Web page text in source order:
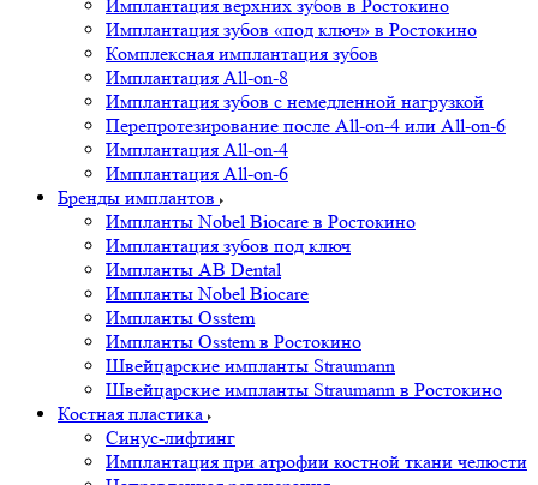
Имплантация верхних зубов в Ростокино
Имплантация зубов «под ключ» в Ростокино
Комплексная имплантация зубов
Имплантация All-on-8
Имплантация зубов с немедленной нагрузкой
Перепротезирование после All-on-4 или All-on-6
Имплантация All-on-4
Имплантация All-on-6
Бренды имплантов
Импланты Nobel Biocare в Ростокино
Имплантация зубов под ключ
Импланты AB Dental
Импланты Nobel Biocare
Импланты Osstem
Импланты Osstem в Ростокино
Швейцарские импланты Straumann
Швейцарские импланты Straumann в Ростокино
Костная пластика
Cинус-лифтинг
Имплантация при атрофии костной ткани челюсти